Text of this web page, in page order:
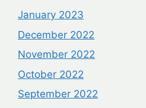
January 2023
December 2022
November 2022
October 2022
September 2022